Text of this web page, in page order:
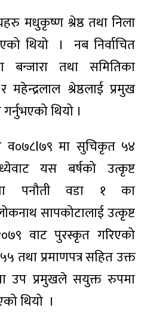
मधुकृष्ण श्रेष्ठ तथा निला
थियो । नब निर्वाचित
तथा समितिका
श्रेष्ठलाई प्रमुख
गर्नुभएको थियो ।
व०७८l७९ मा सुचिकृत ५४
यस बर्षको उत्कृष्ट
पनौती वडा १ का
सापकोटालाई उत्कृष्ट
वाट पुरस्कृत गरिएको
तथा प्रमाणपत्र सहित उक्त
उप प्रमुखले सयुक्त रुपमा
थियो ।